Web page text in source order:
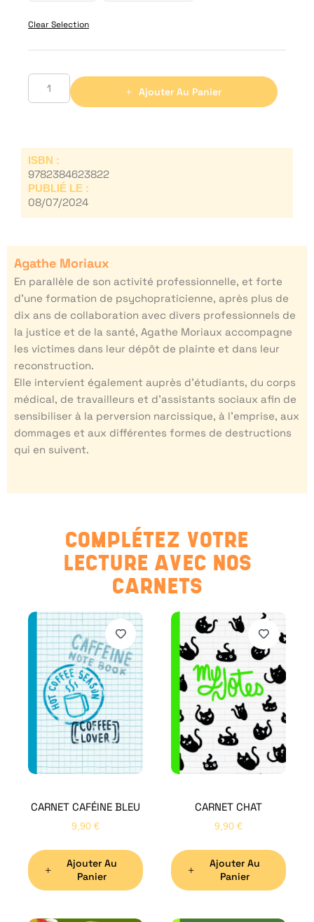
Clear Selection
Ajouter Au Panier
ISBN :
9782384623822
PUBLIÉ LE :
08/07/2024
Agathe Moriaux
En parallèle de son activité professionnelle, et forte
d’une formation de psychopraticienne, après plus de
dix ans de collaboration avec divers professionnels de
la justice et de la santé, Agathe Moriaux accompagne
les victimes dans leur dépôt de plainte et dans leur
reconstruction.
Elle intervient également auprès d’étudiants, du corps
médical, de travailleurs et d’assistants sociaux afin de
sensibiliser à la perversion narcissique, à l’emprise, aux
dommages et aux différentes formes de destructions
qui en suivent.
COMPLÉTEZ VOTRE
LECTURE AVEC NOS
CARNETS
CARNET CAFÉINE BLEU
9,90 €
Ajouter Au
Panier
CARNET CHAT
9,90 €
Ajouter Au
Panier